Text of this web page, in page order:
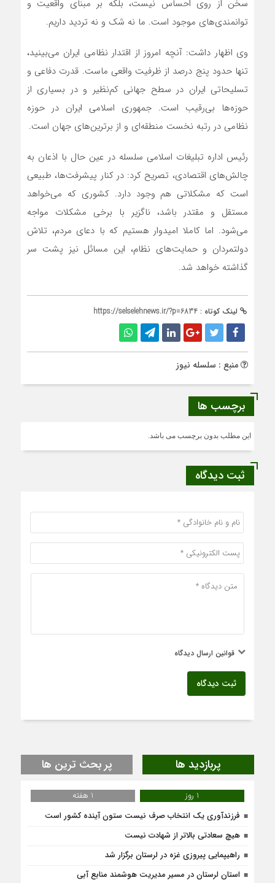
سخن از روی احساس نیست، بلکه بر مبنای واقعیت و
توانمندی‌های موجود است. ما نه شک و نه تردید داریم.
وی اظهار داشت: آنچه امروز از اقتدار نظامی ایران می‌بینید،
تنها حدود پنج درصد از ظرفیت واقعی ماست. قدرت دفاعی و
تسلیحاتی ایران در سطح جهانی کم‌نظیر و در بسیاری از
حوزه‌ها بی‌رقیب است. جمهوری اسلامی ایران در حوزه
نظامی در رتبه نخست منطقه‌ای و از برترین‌های جهان است.
رئیس اداره تبلیغات اسلامی سلسله در عین حال با اذعان به
چالش‌های اقتصادی، تصریح کرد: در کنار پیشرفت‌ها، طبیعی‌
است که مشکلاتی هم وجود دارد. کشوری که می‌خواهد
مستقل و مقتدر باشد، ناگزیر با برخی مشکلات مواجه
می‌شود. اما کاملا امیدوار هستیم که با دعای مردم، تلاش
دولتمردان و حمایت‌های نظام، این مسائل نیز پشت سر
گذاشته خواهد شد.
لینک کوتاه : https://selselehnews.ir/?p=6834
منبع : سلسله نیوز
برچسب ها
این مطلب بدون برچسب می باشد.
ثبت دیدگاه
قوانین ارسال دیدگاه
ثبت دیدگاه
پربازدید ها پر بحث ترین ها
1 روز
1 هفته
فرزندآوری یک انتخاب صرف نیست ستون آینده کشور است
هیچ سعادتی بالاتر از شهادت نیست
راهیپمایی پیروزی غزه در لرستان برگزار شد
استان لرستان در مسیر مدیریت هوشمند منابع آبی